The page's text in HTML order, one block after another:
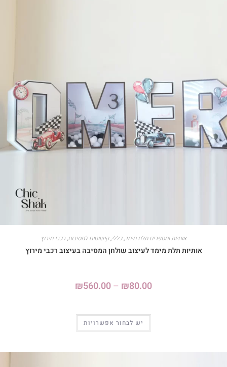
אותיות ומספרים תלת מימד,כללי,קישוטים למסיבות,רכבי מירוץ
אותיות תלת מימד לעיצוב שולחן המסיבה בעיצוב רכבי מירוץ
₪80.00
–
₪560.00
יש לבחור אפשרויות